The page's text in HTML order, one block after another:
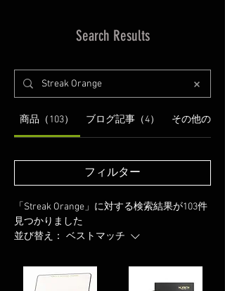
Search Results
商品（103） ブログ記事（4） その他のペ
フィルター
「Streak Orange」に対する検索結果が103件
見つかりました
並び替え： ベストマッチ